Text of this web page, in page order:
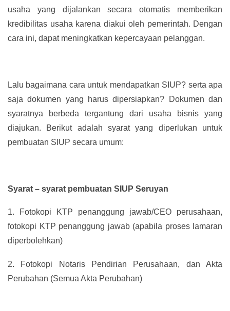
usaha yang dijalankan secara otomatis memberikan
kredibilitas usaha karena diakui oleh pemerintah. Dengan
cara ini, dapat meningkatkan kepercayaan pelanggan.
Lalu bagaimana cara untuk mendapatkan SIUP? serta apa
saja dokumen yang harus dipersiapkan? Dokumen dan
syaratnya berbeda tergantung dari usaha bisnis yang
diajukan. Berikut adalah syarat yang diperlukan untuk
pembuatan SIUP secara umum:
Syarat – syarat pembuatan SIUP Seruyan
1.
Fotokopi KTP penanggung jawab/CEO perusahaan,
fotokopi KTP penanggung jawab (apabila proses lamaran
diperbolehkan)
2.
Fotokopi Notaris Pendirian Perusahaan, dan Akta
Perubahan (Semua Akta Perubahan)